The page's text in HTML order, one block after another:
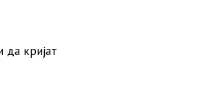
да кријат